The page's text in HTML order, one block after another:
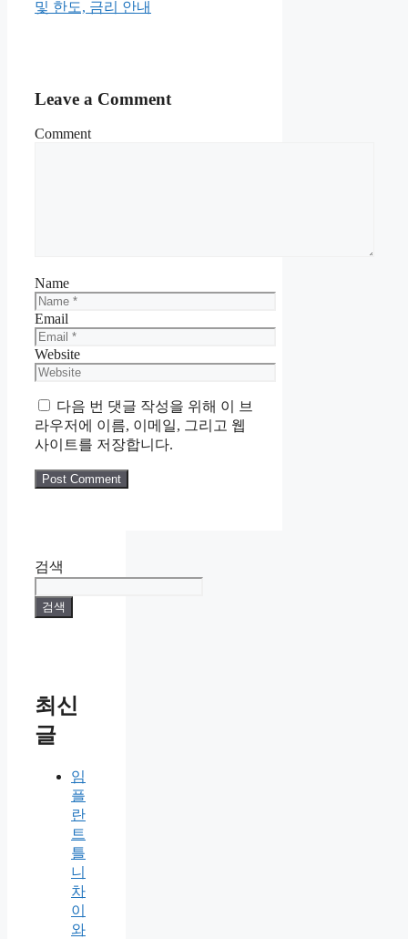
및 한도, 금리 안내
Leave a Comment
Comment
Name
Email
Website
다음 번 댓글 작성을 위해 이 브
라우저에 이름, 이메일, 그리고 웹
사이트를 저장합니다.
검색
검색
최신
글
임
플
란
트
틀
니
차
이
와